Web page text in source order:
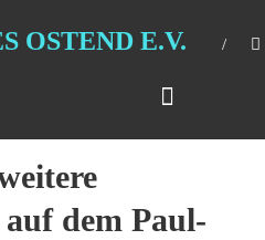
OSTEND E.V.
dem Paul-